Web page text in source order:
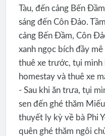
Tàu, đến cảng Bến
sáng đến Côn Đảo.
cảng Bến Đầm, Côn
xanh ngọc bích đầy
thuê xe trước, tụi mình
homestay và thuê xe
- Sau khi ăn trưa, tụi
sen đến ghé thăm
thuyết ly kỳ về bà Phi
quên ghé thăm ngôi